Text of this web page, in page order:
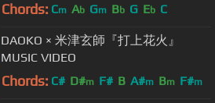
Chords: Cm Ab Gm Bb G Eb C
DAOKO × 米津玄師『打上花火』
MUSIC VIDEO
Chords: C# D#m F# B A#m Bm F#m